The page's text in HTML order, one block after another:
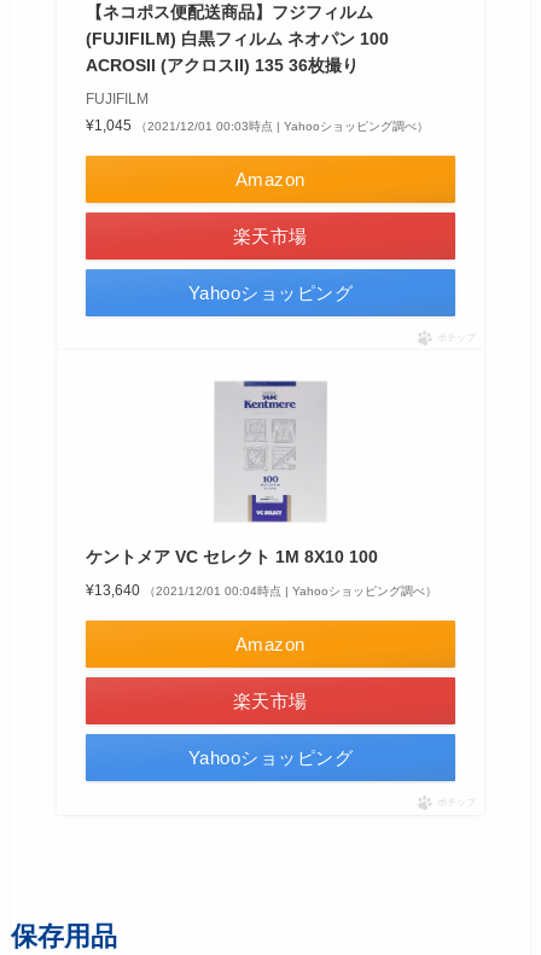
【ネコポス便配送商品】フジフィルム
(FUJIFILM) 白黒フィルム ネオパン 100
ACROSII (アクロスII) 135 36枚撮り
FUJIFILM
¥1,045
（2021/12/01 00:03時点 | Yahooショッピング調べ）
Amazon
楽天市場
Yahooショッピング
ポチップ
ケントメア VC セレクト 1M 8X10 100
¥13,640 （2021/12/01 00:04時点 | Yahooショッピング調べ）
Amazon
楽天市場
Yahooショッピング
ポチップ
保存用品